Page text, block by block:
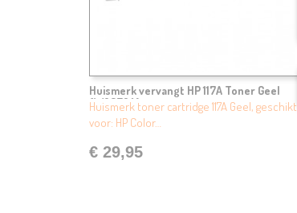
Huismerk vervangt HP 117A Toner Geel
(W2072A)
Huismerk toner cartridge 117A Geel, geschikt
voor: HP Color…
€ 29,95